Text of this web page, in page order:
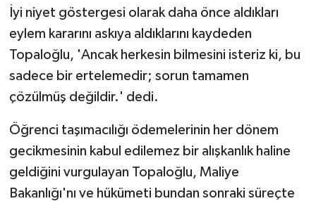
İyi niyet göstergesi olarak daha önce aldıkları
eylem kararını askıya aldıklarını kaydeden
Topaloğlu, 'Ancak herkesin bilmesini isteriz ki, bu
sadece bir ertelemedir; sorun tamamen
çözülmüş değildir.' dedi.
Öğrenci taşımacılığı ödemelerinin her dönem
gecikmesinin kabul edilemez bir alışkanlık haline
geldiğini vurgulayan Topaloğlu, Maliye
Bakanlığı'nı ve hükümeti bundan sonraki süreçte
TİCARET